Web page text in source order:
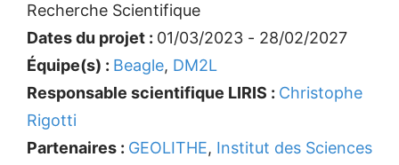
Recherche Scientifique
Dates du projet : 01/03/2023 - 28/02/2027
Équipe(s) : Beagle, DM2L
Responsable scientifique LIRIS : Christophe
Rigotti
Partenaires : GEOLITHE, Institut des Sciences